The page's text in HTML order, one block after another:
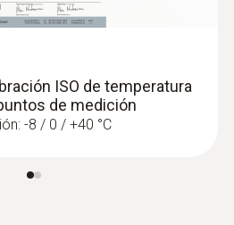
ISO de temperatura
de medición
-8 / 0 / +40 °C